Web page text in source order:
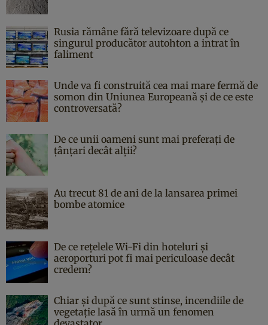
Rusia rămâne fără televizoare după ce
singurul producător autohton a intrat în
faliment
Unde va fi construită cea mai mare fermă de
somon din Uniunea Europeană și de ce este
controversată?
De ce unii oameni sunt mai preferați de
țânțari decât alții?
Au trecut 81 de ani de la lansarea primei
bombe atomice
De ce rețelele Wi-Fi din hoteluri și
aeroporturi pot fi mai periculoase decât
credem?
Chiar și după ce sunt stinse, incendiile de
vegetație lasă în urmă un fenomen